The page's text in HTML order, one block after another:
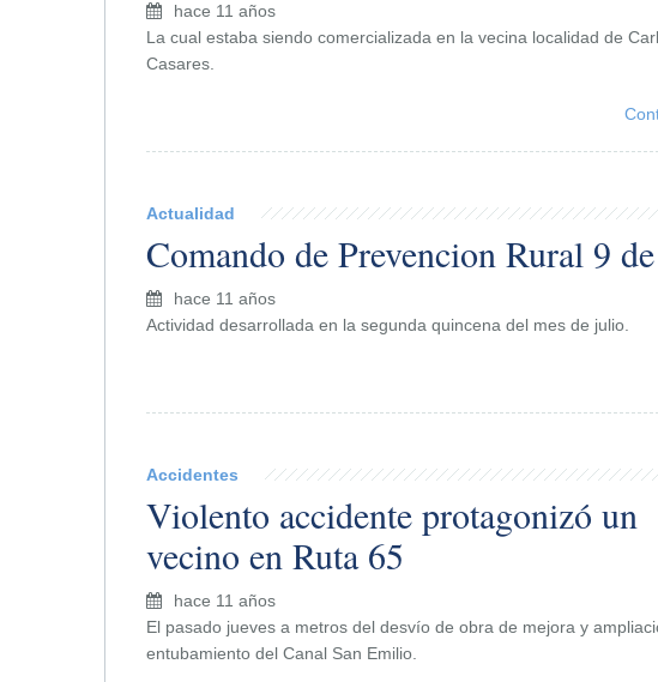
hace 11 años
La cual estaba siendo comercializada en la vecina localidad de
Casares.
Actualidad
Comando de Prevencion Rural 9
hace 11 años
Actividad desarrollada en la segunda quincena del mes de julio.
Accidentes
Violento accidente protagonizó un
vecino en Ruta 65
hace 11 años
El pasado jueves a metros del desvío de obra de mejora y
entubamiento del Canal San Emilio.